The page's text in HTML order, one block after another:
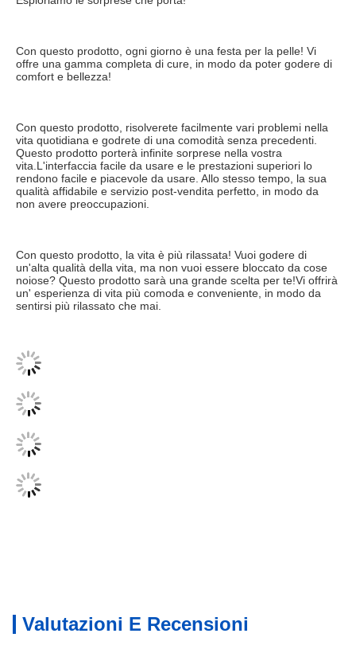
Con questo prodotto, ogni giorno è una festa per la pelle! Vi
offre una gamma completa di cure, in modo da poter godere di
comfort e bellezza!
Con questo prodotto, risolverete facilmente vari problemi nella
vita quotidiana e godrete di una comodità senza precedenti.
Questo prodotto porterà infinite sorprese nella vostra
vita.L'interfaccia facile da usare e le prestazioni superiori lo
rendono facile e piacevole da usare. Allo stesso tempo, la sua
qualità affidabile e servizio post-vendita perfetto, in modo da
non avere preoccupazioni.
Con questo prodotto, la vita è più rilassata! Vuoi godere di
un'alta qualità della vita, ma non vuoi essere bloccato da cose
noiose? Questo prodotto sarà una grande scelta per te!Vi offrirà
un' esperienza di vita più comoda e conveniente, in modo da
sentirsi più rilassato che mai.
Valutazioni E Recensioni